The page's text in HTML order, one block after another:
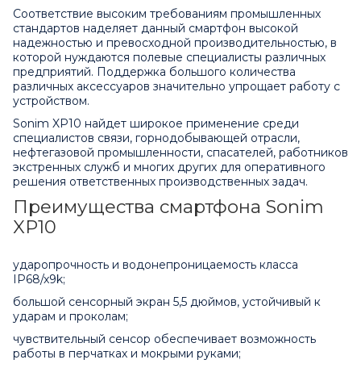
Соответствие высоким требованиям промышленных
стандартов наделяет данный смартфон высокой
надежностью и превосходной производительностью, в
которой нуждаются полевые специалисты различных
предприятий. Поддержка большого количества
различных аксессуаров значительно упрощает работу с
устройством.
Sonim XP10 найдет широкое применение среди
специалистов связи, горнодобывающей отрасли,
нефтегазовой промышленности, спасателей, работников
экстренных служб и многих других для оперативного
решения ответственных производственных задач.
Преимущества смартфона Sonim
XP10
ударопрочность и водонепроницаемость класса
IP68/x9k;
большой сенсорный экран 5,5 дюймов, устойчивый к
ударам и проколам;
чувствительный сенсор обеспечивает возможность
работы в перчатках и мокрыми руками;